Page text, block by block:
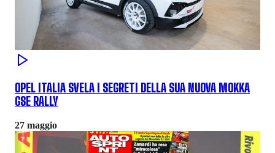
OPEL ITALIA SVELA I SEGRETI DELLA SUA NUOVA MOKKA
GSE RALLY
27 maggio